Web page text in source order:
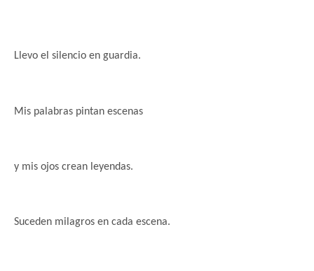
Llevo el silencio en guardia.
Mis palabras pintan escenas
y mis ojos crean leyendas.
Suceden milagros en cada escena.